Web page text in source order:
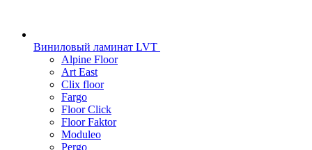
Виниловый ламинат LVT
Alpine Floor
Art East
Clix floor
Fargo
Floor Click
Floor Faktor
Moduleo
Pergo